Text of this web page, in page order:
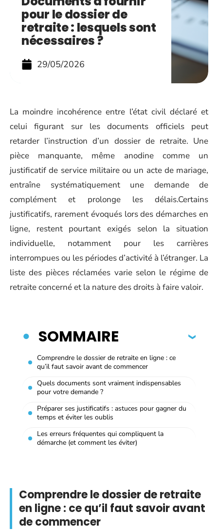
pour le dossier de
retraite : lesquels sont
nécessaires ?
29/05/2026
La moindre incohérence entre l’état civil déclaré et
celui figurant sur les documents officiels peut
retarder l’instruction d’un dossier de retraite. Une
pièce manquante, même anodine comme un
justificatif de service militaire ou un acte de mariage,
entraîne systématiquement une demande de
complément et prolonge les délais.Certains
justificatifs, rarement évoqués lors des démarches en
ligne, restent pourtant exigés selon la situation
individuelle, notamment pour les carrières
interrompues ou les périodes d’activité à l’étranger. La
liste des pièces réclamées varie selon le régime de
retraite concerné et la nature des droits à faire valoir.
SOMMAIRE
Comprendre le dossier de retraite en ligne : ce
qu’il faut savoir avant de commencer
Quels documents sont vraiment indispensables
pour votre demande ?
Préparer ses justificatifs : astuces pour gagner du
temps et éviter les oublis
Les erreurs fréquentes qui compliquent la
démarche (et comment les éviter)
Comprendre le dossier de retraite
en ligne : ce qu’il faut savoir avant
de commencer